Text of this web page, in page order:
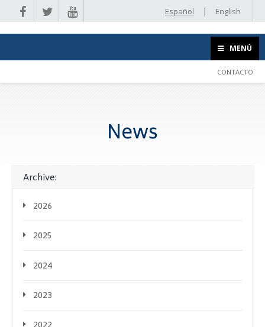
Español | English
MENÚ
CONTACTO
News
Archive:
2026
2025
2024
2023